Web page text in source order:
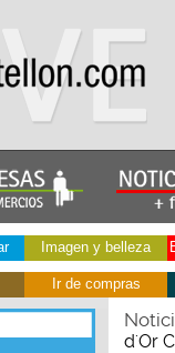
Imagen y belleza
Ir de compras
d'Or